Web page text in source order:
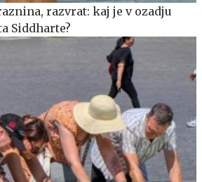
razvrat: kaj je v ozadju
Siddharte?